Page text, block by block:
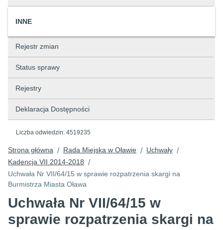
INNE
Rejestr zmian
Status sprawy
Rejestry
Deklaracja Dostępności
Liczba odwiedzin: 4519235
Strona główna / Rada Miejska w Oławie / Uchwały /
Kadencja VII 2014-2018 /
Uchwała Nr VII/64/15 w sprawie rozpatrzenia skargi na
Burmistrza Miasta Oława
Uchwała Nr VII/64/15 w
sprawie rozpatrzenia skargi na